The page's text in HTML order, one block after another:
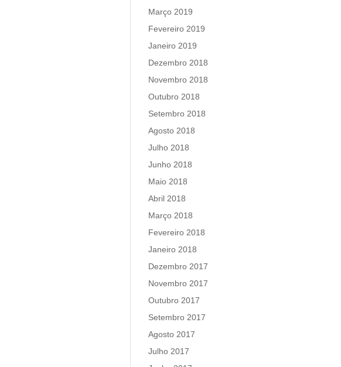
Março 2019
Fevereiro 2019
Janeiro 2019
Dezembro 2018
Novembro 2018
Outubro 2018
Setembro 2018
Agosto 2018
Julho 2018
Junho 2018
Maio 2018
Abril 2018
Março 2018
Fevereiro 2018
Janeiro 2018
Dezembro 2017
Novembro 2017
Outubro 2017
Setembro 2017
Agosto 2017
Julho 2017